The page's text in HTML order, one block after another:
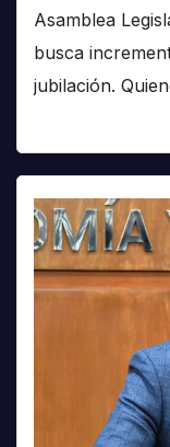
Asamblea
busca
jubilación.